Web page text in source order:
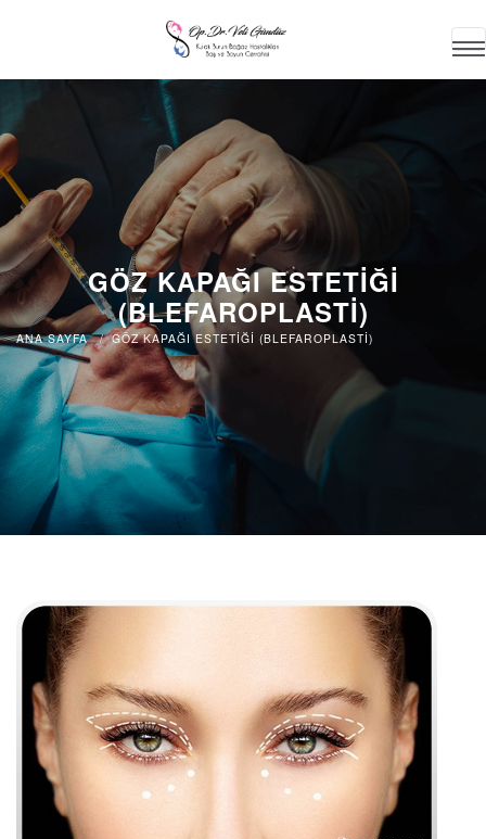
GÖZ KAPAĞI ESTETİĞİ
(BLEFAROPLASTİ)
ANA SAYFA GÖZ KAPAĞI ESTETİĞİ (BLEFAROPLASTİ)